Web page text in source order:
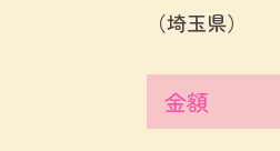
（埼玉県）
金額